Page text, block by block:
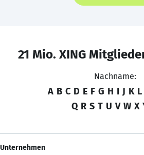
21 Mio. XING
Nachname:
A B C D E F G H I J K L
Q R S T U V W X
Unternehmen